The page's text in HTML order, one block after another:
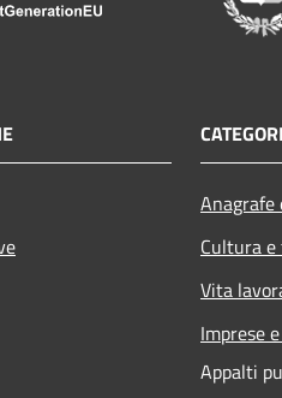
Cultura
Vita
Imprese
Appalti